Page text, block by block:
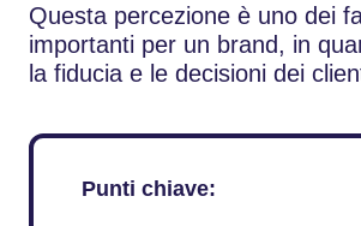
Questa percezione è uno dei
importanti per un brand, in
la fiducia e le decisioni dei
Punti chiave: